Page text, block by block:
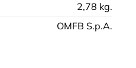
2,78 kg.
OMFB S.p.A.